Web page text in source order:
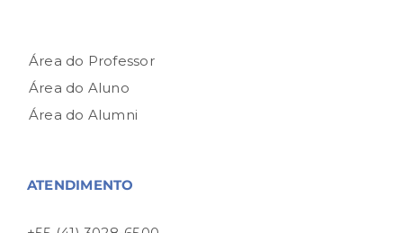
Área do Professor
Área do Aluno
Área do Alumni
ATENDIMENTO